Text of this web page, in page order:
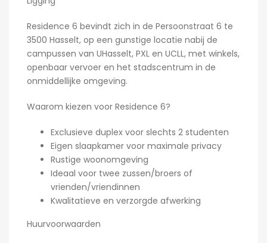
Residence 6 bevindt zich in de Persoonstraat 6 te
3500 Hasselt, op een gunstige locatie nabij de
campussen van UHasselt, PXL en UCLL, met winkels,
openbaar vervoer en het stadscentrum in de
onmiddellijke omgeving.
Waarom kiezen voor Residence 6?
Exclusieve duplex voor slechts 2 studenten
Eigen slaapkamer voor maximale privacy
Rustige woonomgeving
Ideaal voor twee zussen/broers of
vrienden/vriendinnen
Kwalitatieve en verzorgde afwerking
Huurvoorwaarden